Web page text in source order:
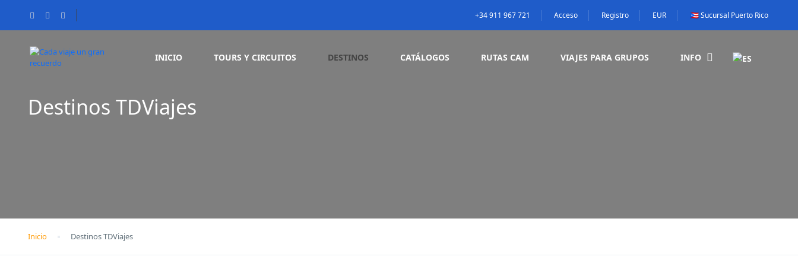
+34 911 967 721 Acceso Registro EUR 🇵🇷 Sucursal Puerto Rico
INICIO TOURS Y CIRCUITOS DESTINOS CATÁLOGOS RUTAS CAM VIAJES PARA GRUPOS INFO
Destinos TDViajes
Inicio Destinos TDViajes